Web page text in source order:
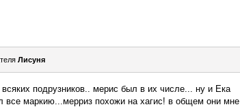
Лисуня
подрузников.. мерис был в их числе... ну и Ека
все маркию...мерриз похожи на хагис! в общем они мне